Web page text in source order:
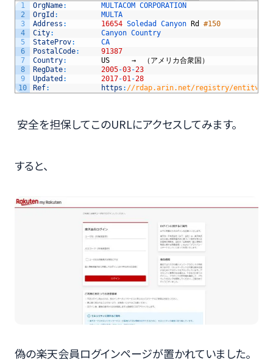
1
2
3
4
5
6
7
8
9
10
OrgName: MULTACOM CORPORATION
OrgId :
MULTA
Address : 16654 Soledad Canyon Rd
#150
City: Canyon Country
StateProv:
CA
PostalCode:
91387
Country: US →　（アメリカ合衆国）
RegDate: 2005-03-23
Updated : 2017-01 -28
Ref: https : //rdap.arin.net/registry/entity/
安全を担保してこのURLにアクセスしてみます。
すると、
偽の楽天会員ログインページが置かれていました。